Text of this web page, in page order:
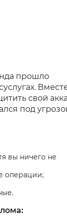
прошло
свой
под
вы ничего не
операции;